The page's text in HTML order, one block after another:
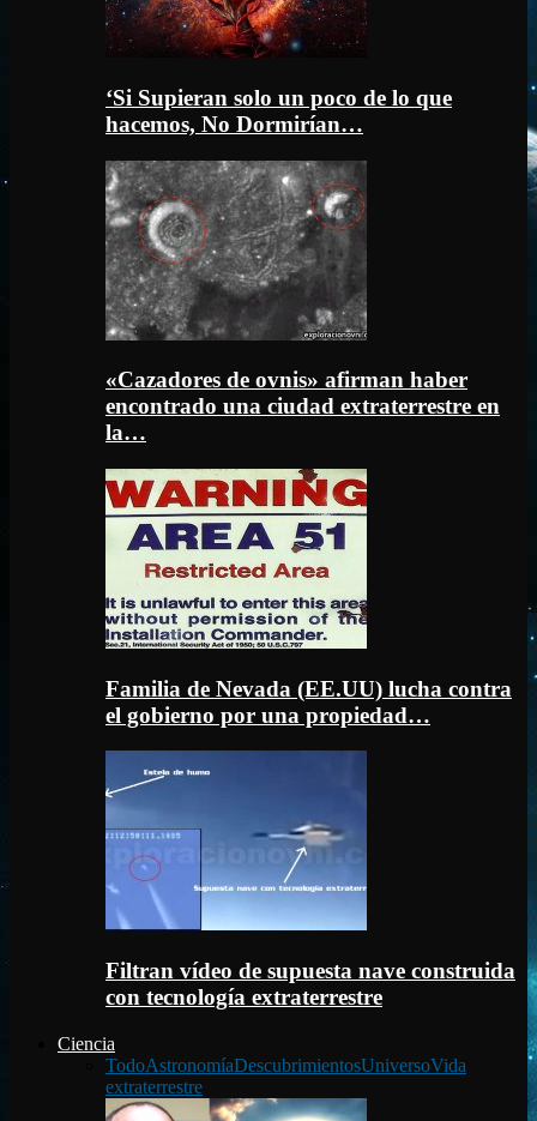
‘Si Supieran solo un poco de lo que
hacemos, No Dormirían…
«Cazadores de ovnis» afirman haber
encontrado una ciudad extraterrestre en
la…
Familia de Nevada (EE.UU) lucha contra
el gobierno por una propiedad…
Filtran vídeo de supuesta nave construida
con tecnología extraterrestre
Ciencia
TodoAstronomíaDescubrimientosUniversoVida
extraterrestre